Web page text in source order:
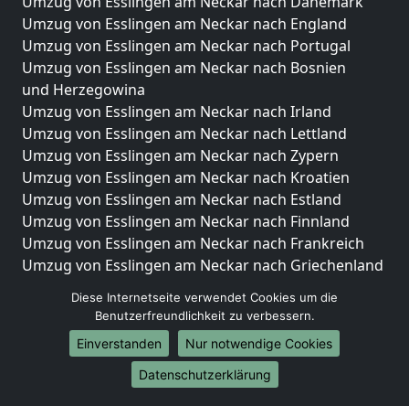
Umzug von Esslingen am Neckar nach England
Umzug von Esslingen am Neckar nach Portugal
Umzug von Esslingen am Neckar nach Bosnien
und Herzegowina
Umzug von Esslingen am Neckar nach Irland
Umzug von Esslingen am Neckar nach Lettland
Umzug von Esslingen am Neckar nach Zypern
Umzug von Esslingen am Neckar nach Kroatien
Umzug von Esslingen am Neckar nach Estland
Umzug von Esslingen am Neckar nach Finnland
Umzug von Esslingen am Neckar nach Frankreich
Umzug von Esslingen am Neckar nach Griechenland
Umzug von Esslingen am Neckar nach Liechtenstein
Umzug von Esslingen am Neckar nach Luxemburg
Umzug von Esslingen am Neckar nach Niederlande
Umzug von Esslingen am Neckar nach Norwegen
Diese Internetseite verwendet Cookies um die
Benutzerfreundlichkeit zu verbessern.
Einverstanden
Nur notwendige Cookies
Datenschutzerklärung